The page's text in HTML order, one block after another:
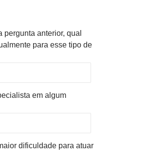
pergunta anterior, qual
para esse tipo de
em algum
dificuldade para atuar